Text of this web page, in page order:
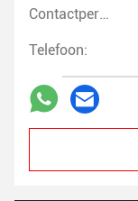
Contactpersonen:
Telefoon: